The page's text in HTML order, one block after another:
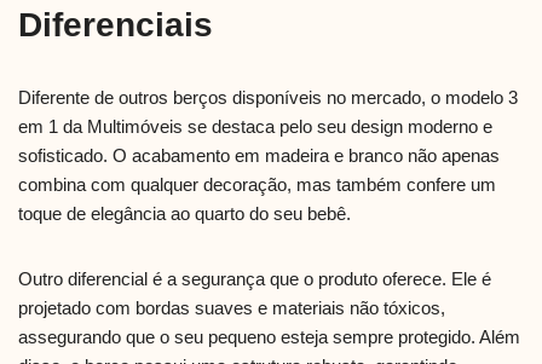
Diferenciais
Diferente de outros berços disponíveis no mercado, o modelo 3
em 1 da Multimóveis se destaca pelo seu design moderno e
sofisticado. O acabamento em madeira e branco não apenas
combina com qualquer decoração, mas também confere um
toque de elegância ao quarto do seu bebê.
Outro diferencial é a segurança que o produto oferece. Ele é
projetado com bordas suaves e materiais não tóxicos,
assegurando que o seu pequeno esteja sempre protegido. Além